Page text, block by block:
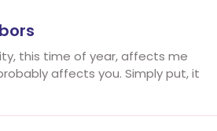
this time of year, affects me
affects you. Simply put, it